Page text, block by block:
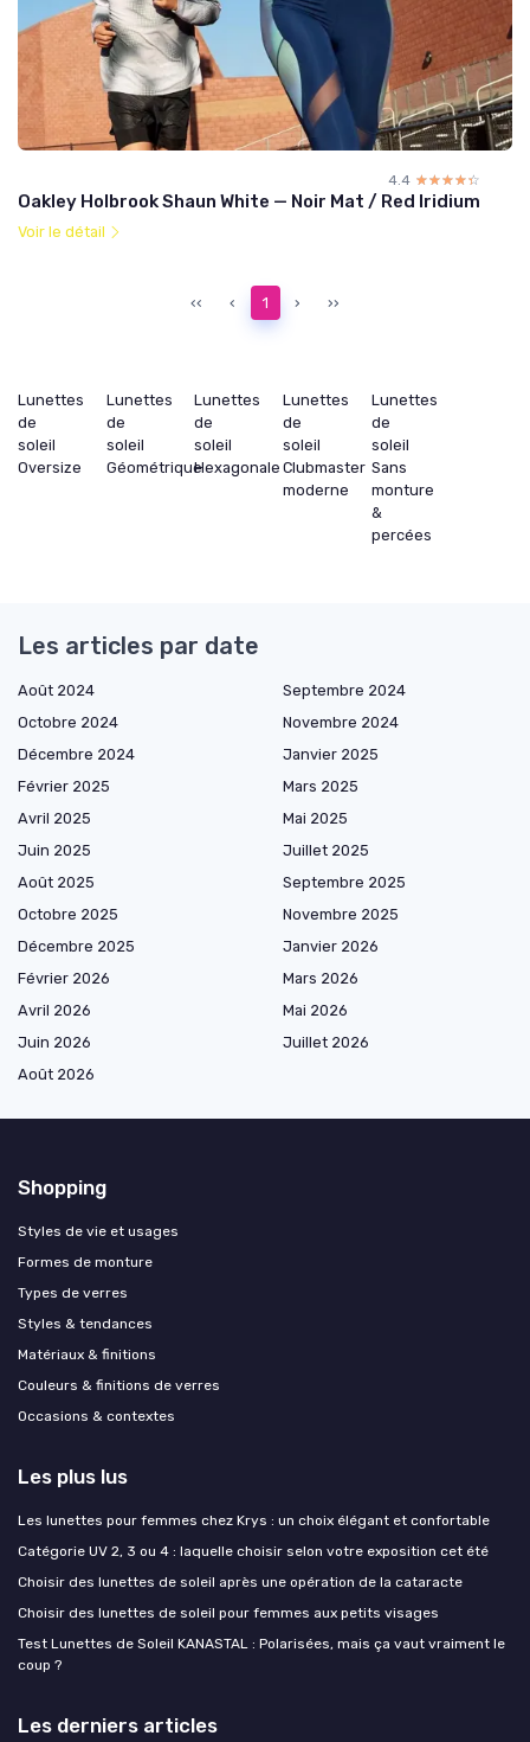
4.4 ☆☆☆☆☆
★★★★★
Oakley Holbrook Shaun White — Noir Mat / Red Iridium
Voir le détail
‹‹ ‹ 1 › ››
Lunettes
de
soleil
Oversize
Lunettes
de
soleil
Géométrique
Lunettes
de
soleil
Hexagonale
Lunettes
de
soleil
Clubmaster
moderne
Lunettes
de
soleil
Sans
monture
&
percées
Les articles par date
Août 2024
Septembre 2024
Octobre 2024
Novembre 2024
Décembre 2024
Janvier 2025
Février 2025
Mars 2025
Avril 2025
Mai 2025
Juin 2025
Juillet 2025
Août 2025
Septembre 2025
Octobre 2025
Novembre 2025
Décembre 2025
Janvier 2026
Février 2026
Mars 2026
Avril 2026
Mai 2026
Juin 2026
Juillet 2026
Août 2026
Shopping
Styles de vie et usages
Formes de monture
Types de verres
Styles & tendances
Matériaux & finitions
Couleurs & finitions de verres
Occasions & contextes
Les plus lus
Les lunettes pour femmes chez Krys : un choix élégant et confortable
Catégorie UV 2, 3 ou 4 : laquelle choisir selon votre exposition cet été
Choisir des lunettes de soleil après une opération de la cataracte
Choisir des lunettes de soleil pour femmes aux petits visages
Test Lunettes de Soleil KANASTAL : Polarisées, mais ça vaut vraiment le
coup ?
Les derniers articles